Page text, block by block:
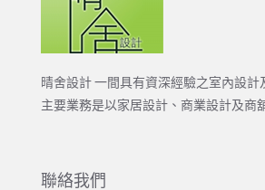
晴舍設計 一間具有資深經驗之室內設計
主要業務是以家居設計、商業設計及商
聯絡我們